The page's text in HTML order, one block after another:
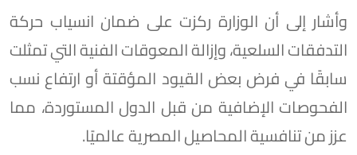
وأشار إلى أن الوزارة ركزت على ضمان انسياب حركة
التدفقات السلعية، وإزالة المعوقات الفنية التي تمثلت
سابقًا في فرض بعض القيود المؤقتة أو ارتفاع نسب
الفحوصات الإضافية من قبل الدول المستوردة، مما
عزز من تنافسية المحاصيل المصرية عالميًا.